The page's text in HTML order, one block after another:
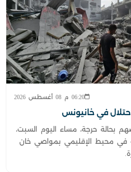
06:20 م 08 أغسطس 2026
بعضهم بحالة حرجة، مساء اليوم السبت،
في محيط الإقليمي بمواصي خان